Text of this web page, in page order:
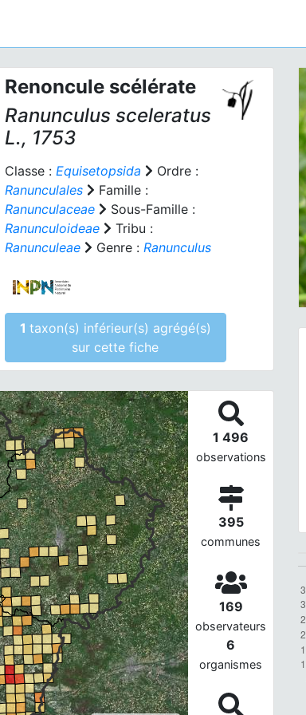
Renoncule scélérate
Ranunculus sceleratus
L., 1753
Classe : Equisetopsida
Ordre :
Ranunculales
Famille :
Ranunculaceae
Sous-Famille :
Ranunculoideae
Tribu :
Ranunculeae
Genre : Ranunculus
1 taxon(s) inférieur(s) agrégé(s)
sur cette fiche
1 496
observations
395
communes
169
observateurs
6
organismes